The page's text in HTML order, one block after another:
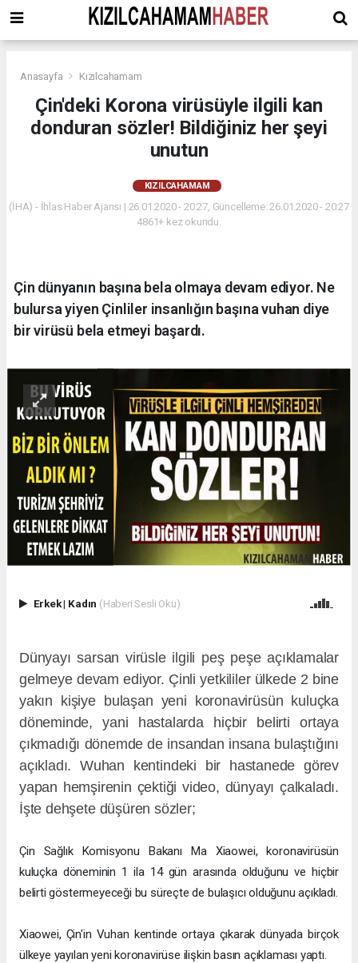
Anasayfa Kızılcahamam
Çin'deki Korona virüsüyle ilgili kan
donduran sözler! Bildiğiniz her şeyi
unutun
KIZILCAHAMAM
(İHA) - İhlas Haber Ajansı | 26.01.2020 - 20:27, Güncelleme: 26.01.2020 - 20:27
4861+ kez okundu.
Çin dünyanın başına bela olmaya devam ediyor. Ne
bulursa yiyen Çinliler insanlığın başına vuhan diye
bir virüsü bela etmeyi başardı.
Erkek| Kadın (Haberi Sesli Oku)
Dünyayı sarsan virüsle ilgili peş peşe açıklamalar
gelmeye devam ediyor. Çinli yetkililer ülkede 2 bine
yakın kişiye bulaşan yeni koronavirüsün kuluçka
döneminde, yani hastalarda hiçbir belirti ortaya
çıkmadığı dönemde de insandan insana bulaştığını
açıkladı. Wuhan kentindeki bir hastanede görev
yapan hemşirenin çektiği video, dünyayı çalkaladı.
İşte dehşete düşüren sözler;
Çin Sağlık Komisyonu Bakanı Ma Xiaowei, koronavirüsün
kuluçka döneminin 1 ila 14 gün arasında olduğunu ve hiçbir
belirti göstermeyeceği bu süreçte de bulaşıcı olduğunu açıkladı.
Xiaowei, Çin'in Vuhan kentinde ortaya çıkarak dünyada birçok
ülkeye yayılan yeni koronavirüse ilişkin basın açıklaması yaptı.